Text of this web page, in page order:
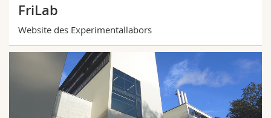
FriLab
Website des Experimentallabors